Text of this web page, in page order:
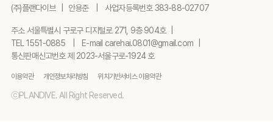
(주)플랜다이브 안용준 사업자등록번호 383-88-02707
주소 서울특별시 구로구 디지털로 271, 9층 904호
TEL 1551-0885 E-mail carehai.0801@gmail.com
통신판매신고번호 제 2023-서울구로-1924 호
이용약관 개인정보처리방침 위치기반서비스 이용약관
ⓒPLANDIVE. All Right Reserved.